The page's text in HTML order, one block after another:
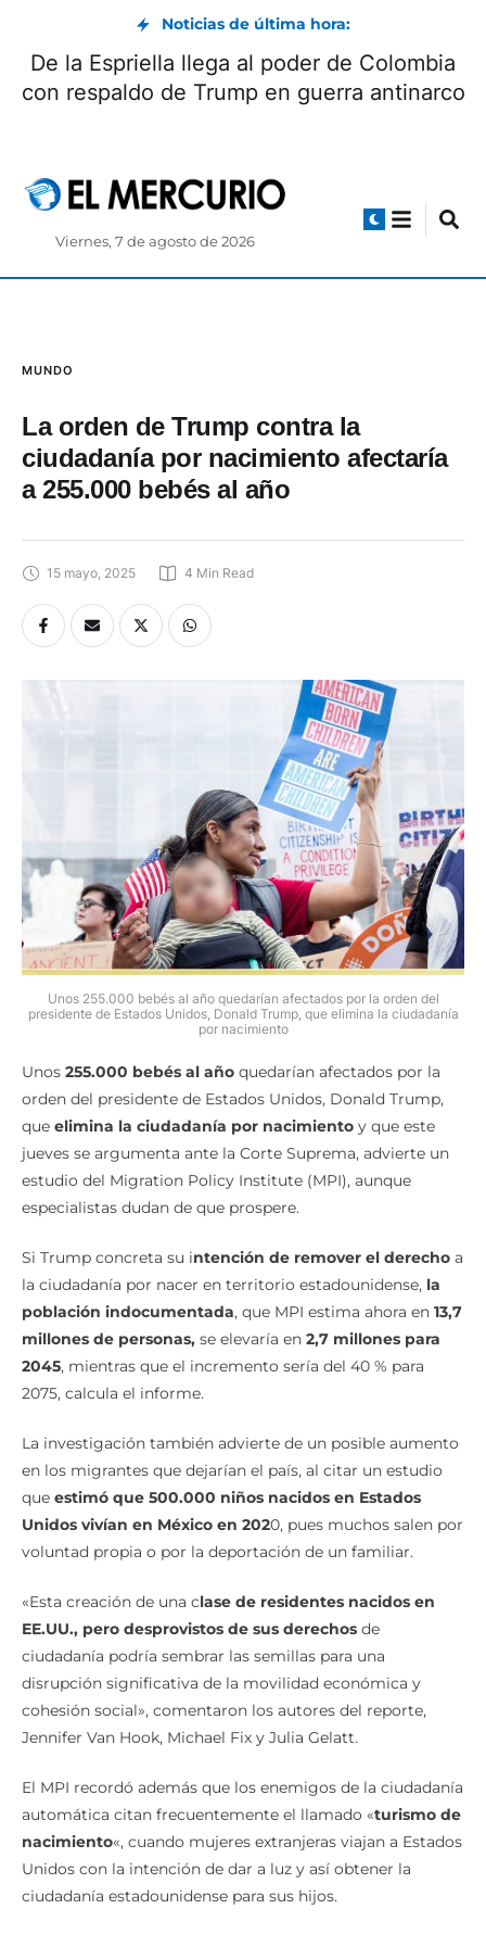
Noticias de última hora:
y EMOV analizan acciones
problemas de movilidad en la
De la
con
La orden de Trump contra la
ciudadanía por nacimiento afectaría
Unos 255.000 bebés al año quedarían afectados por la orden del
presidente de Estados Unidos, Donald Trump, que elimina la ciudadanía
Unos255.000 bebés al añoquedarían afectados por la
orden del presidente de Estados Unidos, Donald Trump,
queelimina la ciudadanía por nacimiento y que este
jueves se argumenta ante la Corte Suprema, advierte un
estudio del Migration Policy Institute (MPI), aunque
Si Trump concreta su intención de remover el derecho
la ciudadanía por nacer en territorio estadounidense,la
población indocumentada, que MPI estima ahora en13,7
millones de personas,se elevaría en2,7 millones para
2045 , mientras que el incremento sería del 40 % para
La investigación también advierte de un posible aumento
en los migrantes que dejarían el país, al citar un estudio
queestimó que 500.000 niños nacidos en Estados
Unidos vivían en México en 2020, pues muchos salen por
«Esta creación de una clase de residentes nacidos en
EE.UU., pero desprovistos de sus derechos de
ciudadanía podría sembrar las semillas para una
disrupción significativa de la movilidad económica y
cohesión social», comentaron los autores del reporte,
El MPI recordó además que los enemigos de la ciudadanía
automática citan frecuentemente el llamado «turismo de
nacimiento «, cuando mujeres extranjeras viajan a Estados
Unidos con la intención de dar a luz y así obtener la